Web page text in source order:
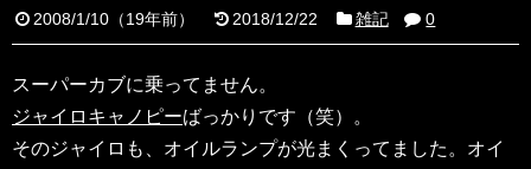
2008/1/10 （19年前） 2018/12/22 雑記 0
スーパーカブに乗ってません。
ジャイロキャノピーばっかりです（笑）。
そのジャイロも、オイルランプが光まくってました。オイ